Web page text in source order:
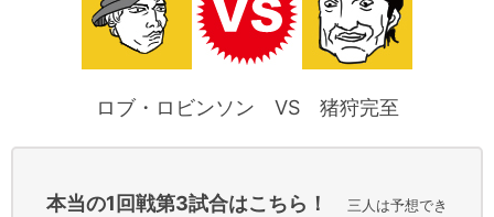
ロブ・ロビンソン VS 猪狩完至
本当の1回戦第3試合はこちら！
三人は予想でき